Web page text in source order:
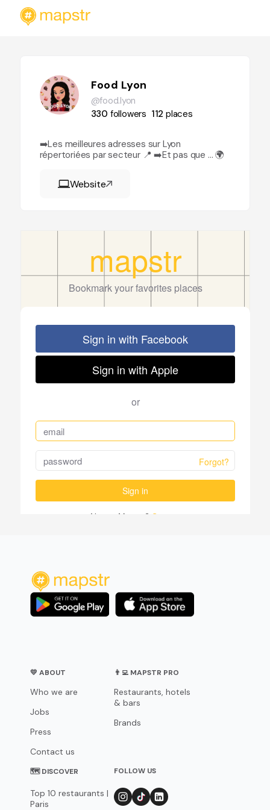
Food Lyon
@food.lyon
330 followers 112places
➡️Les meilleures adresses sur Lyon
répertoriées par secteur 📍 ➡️Et pas que … 🌍
Website
💛 ABOUT
Who we are
Jobs
Press
Contact us
👨‍💻 MAPSTR PRO
Restaurants, hotels
& bars
Brands
🗺 DISCOVER
Top 10 restaurants |
Paris
FOLLOW US